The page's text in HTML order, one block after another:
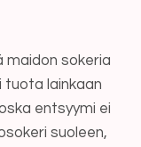
maidon sokeria
tuota lainkaan
entsyymi ei
suoleen,